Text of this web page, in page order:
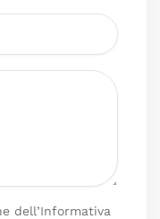
dell’Informativa